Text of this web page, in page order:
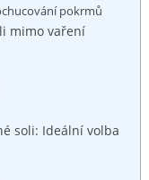
pokrmů
mimo vaření
soli: Ideální volba